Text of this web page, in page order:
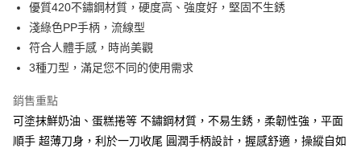
每筆NT$60，滿NT$699(含以上)免運費
(請點開選項勾選)
每筆NT$250
優質420不鏽鋼材質，硬度高、強度好，堅固不生銹
淺綠色PP手柄，流線型
符合人體手感，時尚美觀
3種刀型，滿足您不同的使用需求
銷售重點
可塗抹鮮奶油、蛋糕捲等 不鏽鋼材質，不易生銹，柔韌性強，平面
順手 超薄刀身，利於一刀收尾 圓潤手柄設計，握感舒適，操縱自如